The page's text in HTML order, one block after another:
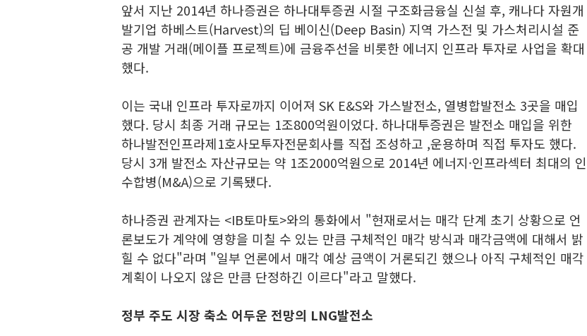
앞서 지난 2014년 하나증권은 하나대투증권 시절 구조화금융실 신설 후, 캐나다 자원개
발기업 하베스트(Harvest)의 딥 베이신(Deep Basin) 지역 가스전 및 가스처리시설 준
공 개발 거래(메이플 프로젝트)에 금융주선을 비롯한 에너지 인프라 투자로 사업을 확대
했다.
이는 국내 인프라 투자로까지 이어져 SK E&S와 가스발전소, 열병합발전소 3곳을 매입
했다. 당시 최종 거래 규모는 1조800억원이었다. 하나대투증권은 발전소 매입을 위한
하나발전인프라제1호사모투자전문회사를 직접 조성하고 ,운용하며 직접 투자도 했다.
당시 3개 발전소 자산규모는 약 1조2000억원으로 2014년 에너지·인프라섹터 최대의 인
수합병(M&A)으로 기록됐다.
하나증권 관계자는 <IB토마토>와의 통화에서 "현재로서는 매각 단계 초기 상황으로 언
론보도가 계약에 영향을 미칠 수 있는 만큼 구체적인 매각 방식과 매각금액에 대해서 밝
힐 수 없다"라며 "일부 언론에서 매각 예상 금액이 거론되긴 했으나 아직 구체적인 매각
계획이 나오지 않은 만큼 단정하긴 이르다"라고 말했다.
정부 주도 시장 축소 어두운 전망의 LNG발전소